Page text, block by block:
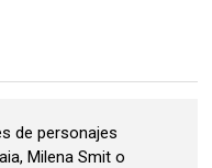
de personajes
Milena Smit o